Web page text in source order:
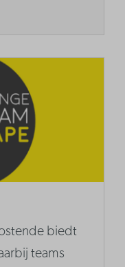
biedt
teams